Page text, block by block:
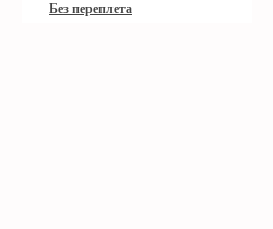
Без переплета